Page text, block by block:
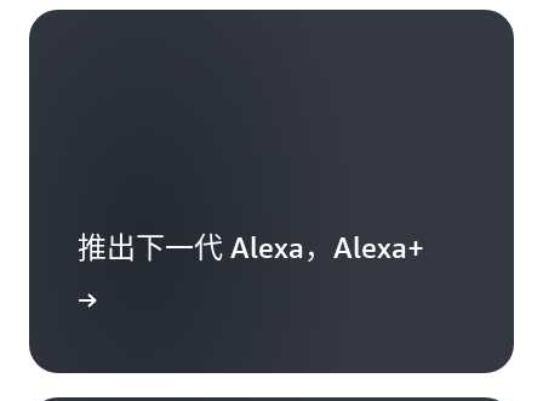
推出下一代 Alexa，Alexa+